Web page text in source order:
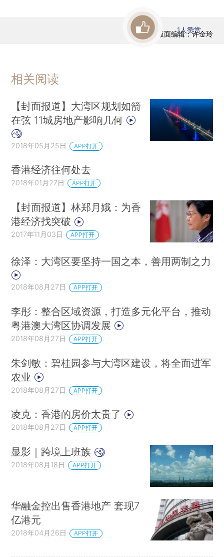
版面编辑：许金玲
1人赞赏
相关阅读
【封面报道】大湾区规划如箭
在弦 11城房地产影响几何
2018年05月25日 APP打开
香港经济往何处去
2018年01月27日 APP打开
【封面报道】林郑月娥：为香
港经济找突破
2017年11月03日 APP打开
徐泽：大湾区要坚持一国之本，善用两制之力
2018年08月27日 APP打开
李彤：整合区域资源，打造多元化平台，推动
粤港澳大湾区协调发展
2018年08月27日 APP打开
朱剑敏：碧桂园参与大湾区建设，将全面进军
农业
2018年08月27日 APP打开
凌克：香港的房价太贵了
2018年08月27日 APP打开
显影｜跨境上班族
2018年08月18日 APP打开
华融金控出售香港地产 套现7
亿港元
2018年04月26日 APP打开